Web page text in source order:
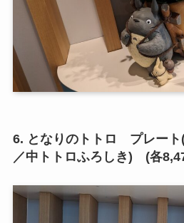
6. となりのトトロ プレート
／中トトロふろしき) (各